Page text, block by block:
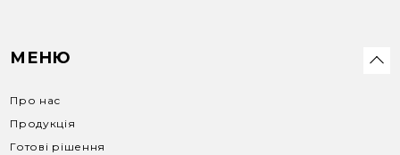
МЕНЮ
Про нас
Продукція
Готові рішення